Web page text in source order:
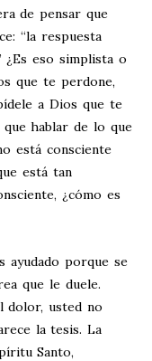
de pensar que
“la respuesta
¿Es eso simplista o
que te perdone,
a Dios que te
hablar de lo que
está consciente
está tan
¿cómo es
ayudado porque se
que le duele.
dolor, usted no
la tesis. La
Santo,